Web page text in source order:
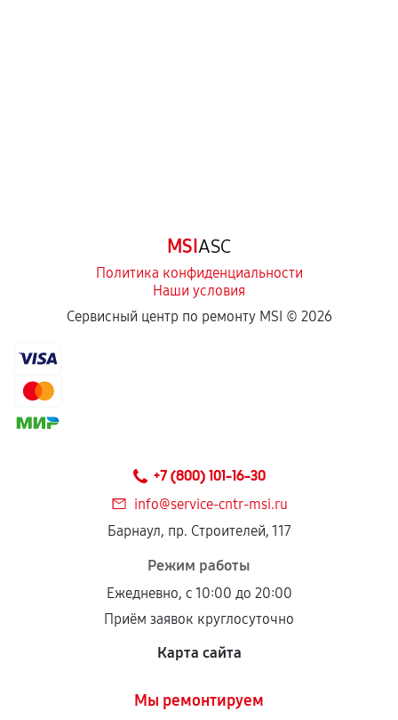
отдельных условиях.
Если комплектующие куплены
сохраняться полностью или частично, если
соблюдены следующие условия:
центром.
При этом гарантия на сами комплектующие
продавца. За качество сторонних деталей
сервисный центр ответственности не несет.
MSIASC
Политика конфиденциальности
Наши условия
Сервисный центр по ремонту MSI © 2026
+7 (800) 101-16-30
info@service-cntr-msi.ru
Барнаул, пр. Строителей, 117
Режим работы
Ежедневно, с 10:00 до 20:00
Приём заявок круглосуточно
Карта сайта
Мы ремонтируем